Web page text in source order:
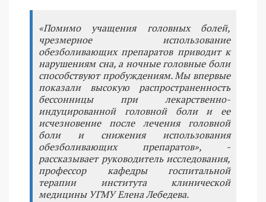
«Помимо учащения головных болей,
чрезмерное использование
обезболивающих препаратов приводит к
нарушениям сна, а ночные головные боли
способствуют пробуждениям. Мы впервые
показали высокую распространенность
бессонницы при лекарственно-
индуцированной головной боли и ее
исчезновение после лечения головной
боли и снижения использования
обезболивающих препаратов», -
рассказывает руководитель исследования,
профессор кафедры госпитальной
терапии института клинической
медицины УГМУ Елена Лебедева.